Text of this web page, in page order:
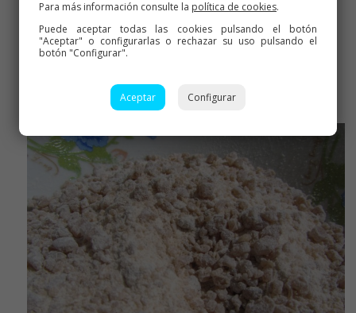
Para más información consulte la política de cookies.
Puede aceptar todas las cookies pulsando el botón
"Aceptar" o configurarlas o rechazar su uso pulsando el
botón "Configurar".
Aceptar Configurar